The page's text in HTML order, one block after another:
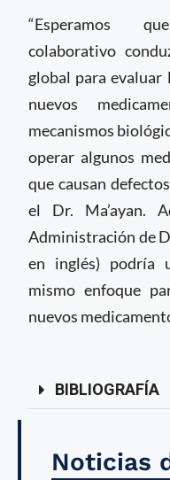
“Esperamos
colaborativo
global para
nuevos
mecanismos
operar algunos
que causan
el Dr. Ma’ayan.
Administración de
en inglés) podría
mismo enfoque
nuevos
BIBLIOGRAFÍA
Noticias